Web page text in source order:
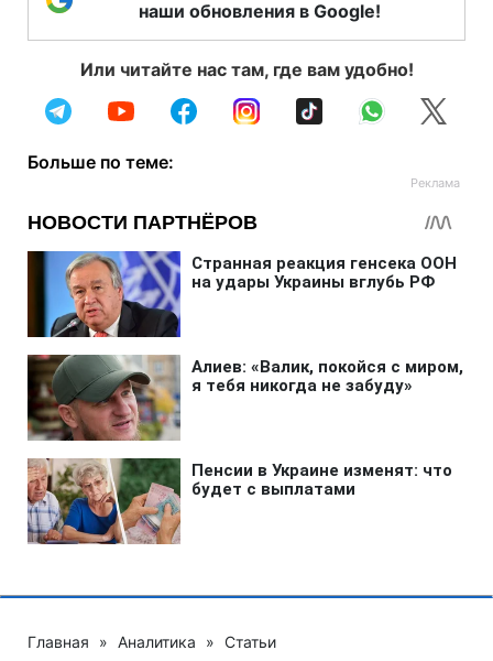
наши обновления в Google!
Или читайте нас там, где вам удобно!
Больше по теме:
Главная » Аналитика » Статьи